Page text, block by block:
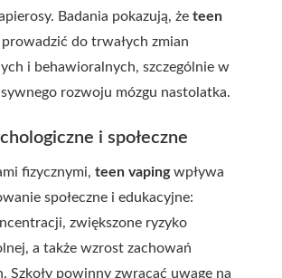
Badania pokazują, że teen
do trwałych zmian
i behawioralnych, szczególnie w
rozwoju mózgu nastolatka.
i społeczne
fizycznymi, teen vapingwpływa
społeczne i edukacyjne:
zwiększone ryzyko
a także wzrost zachowań
Szkoły powinny zwracać uwagę na